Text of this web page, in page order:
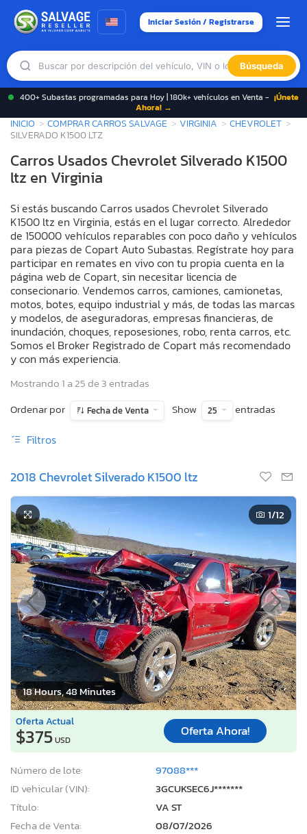
Iniciar Sesión / Registrarse
Búsqueda
400+ Subastas programadas para Hoy | 180k+ vehículos en Venta - ¡Únete
Ahora! →
INICIO COMPRAR CARROS SALVAGE VIRGINIA
CHEVROLET
SILVERADO K1500 LTZ
Carros Usados Chevrolet Silverado K1500
ltz en Virginia
Si estás buscando Carros usados Chevrolet Silverado
K1500 ltz en Virginia, estás en el lugar correcto. Alrededor
de 150000 vehículos reparables con poco daño y vehículos
para piezas de Copart Auto Subastas. Regístrate hoy para
participar en remates en vivo con tu propia cuenta en la
página web de Copart, sin necesitar licencia de
consecionario. Vendemos carros, camiones, camionetas,
motos, botes, equipo industrial y más, de todas las marcas
y modelos, de aseguradoras, empresas financieras, de
inundación, choques, reposesiones, robo, renta carros, etc.
Somos el Broker Registrado de Copart más recomendado
y con más experiencia.
Mostrando 1 a 25 de 3 entradas
Ordenar por
Fecha de Venta Show 25 entradas
Filtros
2018 Chevrolet Silverado K1500 ltz
18 Hours, 48 Minutes
1/12
Oferta Actual
$375USD
Oferta Ahora!
Número de lote:
97088***
ID vehicular (VIN):
3GCUKSEC6J*******
Título:
VA ST
Fecha de Venta:
08/07/2026